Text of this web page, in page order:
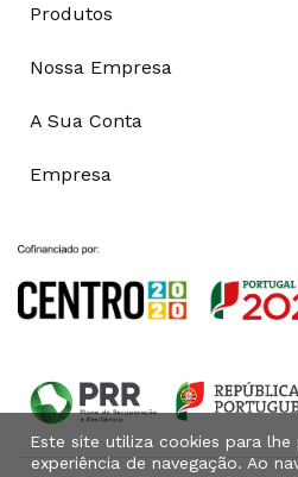
Produtos
Nossa Empresa
A Sua Conta
Empresa
Este site utiliza cookies para
experiência de navegação. Ao